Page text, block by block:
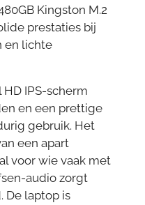
Kingston M.2
prestaties bij
en lichte
HD IPS-scherm
en een prettige
gebruik. Het
een apart
voor wie vaak met
audio zorgt
De laptop is